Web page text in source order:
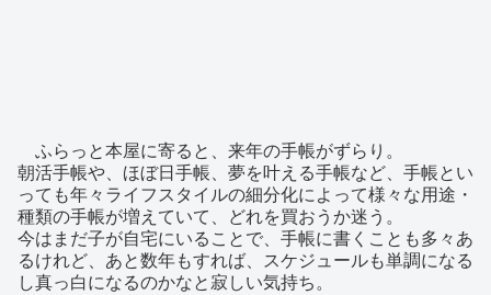
ふらっと本屋に寄ると、来年の手帳がずらり。
朝活手帳や、ほぼ日手帳、夢を叶える手帳など、手帳とい
っても年々ライフスタイルの細分化によって様々な用途・
種類の手帳が増えていて、どれを買おうか迷う。
今はまだ子が自宅にいることで、手帳に書くことも多々あ
るけれど、あと数年もすれば、スケジュールも単調になる
し真っ白になるのかなと寂しい気持ち。